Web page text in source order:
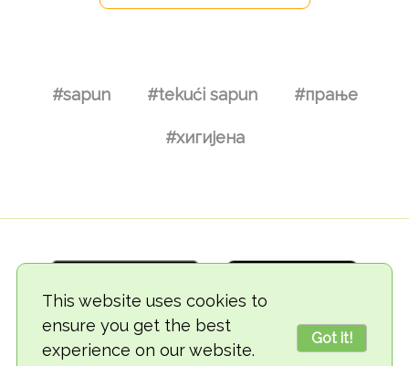
This website uses cookies to
ensure you get the best
experience on our website.
Got it!
#sapun #tekući sapun #прање
#хигијена
© 2018-2026 TheVegCat